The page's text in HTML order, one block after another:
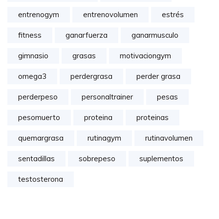
entrenogym entrenovolumen estrés
fitness ganarfuerza ganarmusculo
gimnasio grasas motivaciongym
omega3 perdergrasa perder grasa
perderpeso personaltrainer pesas
pesomuerto proteina proteinas
quemargrasa rutinagym rutinavolumen
sentadillas sobrepeso suplementos
testosterona